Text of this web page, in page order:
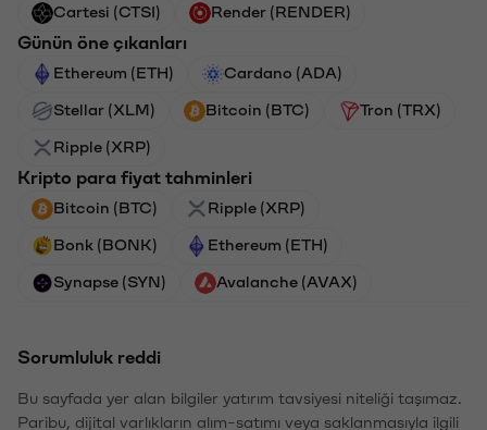
Cartesi (CTSI) Render (RENDER)
Günün öne çıkanları
Ethereum (ETH) Cardano (ADA)
Stellar (XLM) Bitcoin (BTC) Tron (TRX)
Ripple (XRP)
Kripto para fiyat tahminleri
Bitcoin (BTC) Ripple (XRP)
Bonk (BONK) Ethereum (ETH)
Synapse (SYN) Avalanche (AVAX)
Sorumluluk reddi
Bu sayfada yer alan bilgiler yatırım tavsiyesi niteliği taşımaz.
Paribu, dijital varlıkların alım-satımı veya saklanmasıyla ilgili